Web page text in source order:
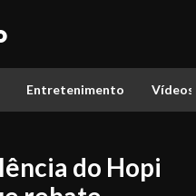
Entretenimento Vídeos
do Hopi